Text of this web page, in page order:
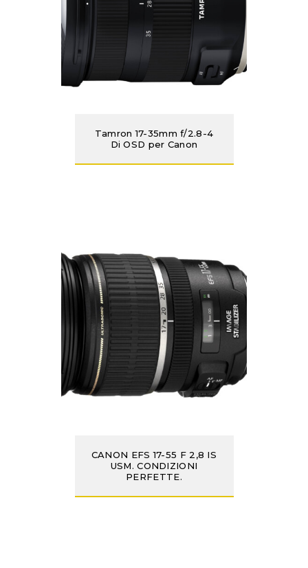
Tamron 17-35mm f/2.8-4
Di OSD per Canon
CANON EFS 17-55 F 2,8 IS
USM. CONDIZIONI
PERFETTE.